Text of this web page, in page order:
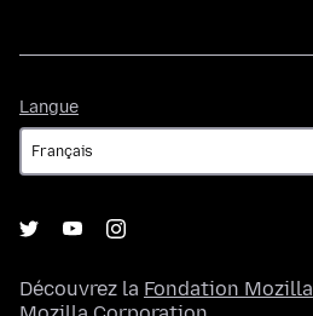
Langue
Découvrez la Fondation Mozilla